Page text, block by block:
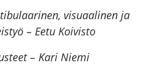
visuaalinen ja
– Eetu Koivisto
– Kari Niemi